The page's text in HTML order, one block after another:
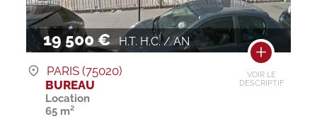
19 500 € H.T. H.C. / AN
VOIR LE
DESCRIPTIF
PARIS (75020)
BUREAU
Location
65 m²